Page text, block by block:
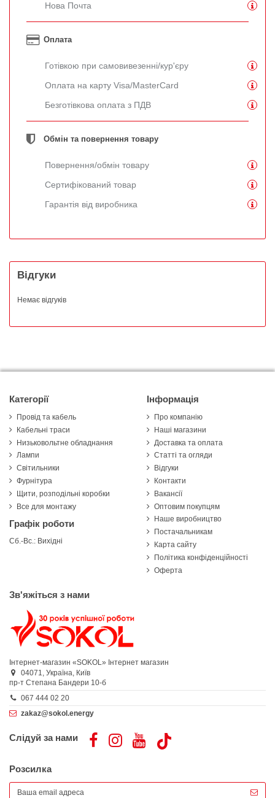
Нова Почта
Оплата
Готівкою при самовивезенні/кур'єру
Оплата на карту Visa/MasterCard
Безготівкова оплата з ПДВ
Обмін та повернення товару
Повернення/обмін товару
Сертифікований товар
Гарантія від виробника
Відгуки
Немає відгуків
Категорії
Провід та кабель
Кабельні траси
Низьковольтне обладнання
Лампи
Світильники
Фурнітура
Щити, розподільні коробки
Все для монтажу
Графік роботи
Сб.-Вс.: Вихідні
Інформація
Про компанію
Наші магазини
Доставка та оплата
Статті та огляди
Відгуки
Контакти
Вакансії
Оптовим покупцям
Наше виробництво
Постачальникам
Карта сайту
Політика конфіденційності
Оферта
Зв'яжіться з нами
Інтернет-магазин «SOKOL» Інтернет магазин
04071, Україна, Київ
пр-т Степана Бандери 10-б
067 444 02 20
zakaz@sokol.energy
Слідуй за нами
Розсилка